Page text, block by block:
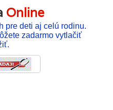
Online
pre deti aj celú rodinu.
zadarmo vytlačiť